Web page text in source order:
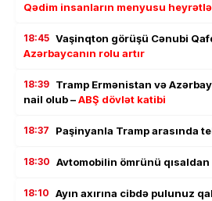
Qədim insanların menyusu
18:45 Vaşinqton görüşü Cənubi
Azərbaycanın rolu artır
18:39 Tramp Ermənistan və
nail olub –ABŞ dövlət katibi
18:37 Paşinyanla Tramp arasında
18:30 Avtomobilin ömrünü
18:10 Ayın axırına cibdə pulunuz